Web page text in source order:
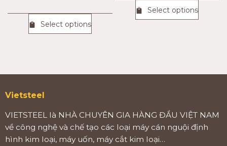
Select options
Select options
Vietsteel
VIETSTEEL là NHÀ CHUYÊN GIA HÀNG ĐẦU VIỆT NAM
về công nghệ và chế tạo các loại máy cán nguội định
hình kim loại, máy uốn, máy cắt kim loại…